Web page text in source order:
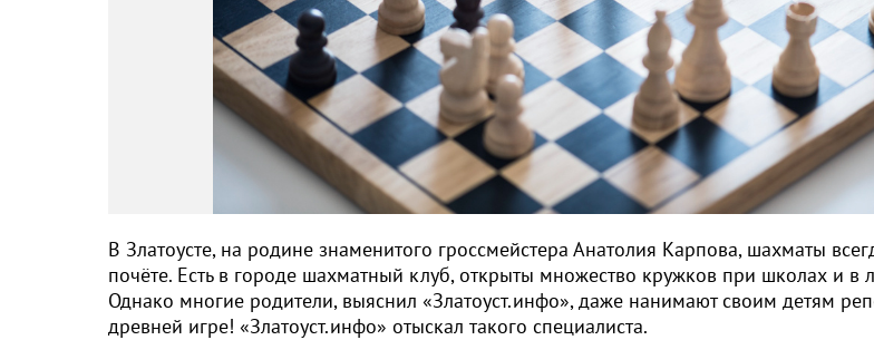
В Златоусте, на родине знаменитого гроссмейстера Анатолия Карпова, шахматы
почёте. Есть в городе шахматный клуб, открыты множество кружков при школах и в
Однако многие родители, выяснил «Златоуст.инфо», даже нанимают своим детям
древней игре! «Златоуст.инфо» отыскал такого специалиста.